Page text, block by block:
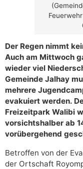
Der Regen nimmt
Auch am Mittwoch
wieder viel
Gemeinde Jalhay
mehrere
evakuiert werden.
Freizeitpark Walibi
vorsichtshalber ab
vorübergehend
Betroffen von der
der Ortschaft